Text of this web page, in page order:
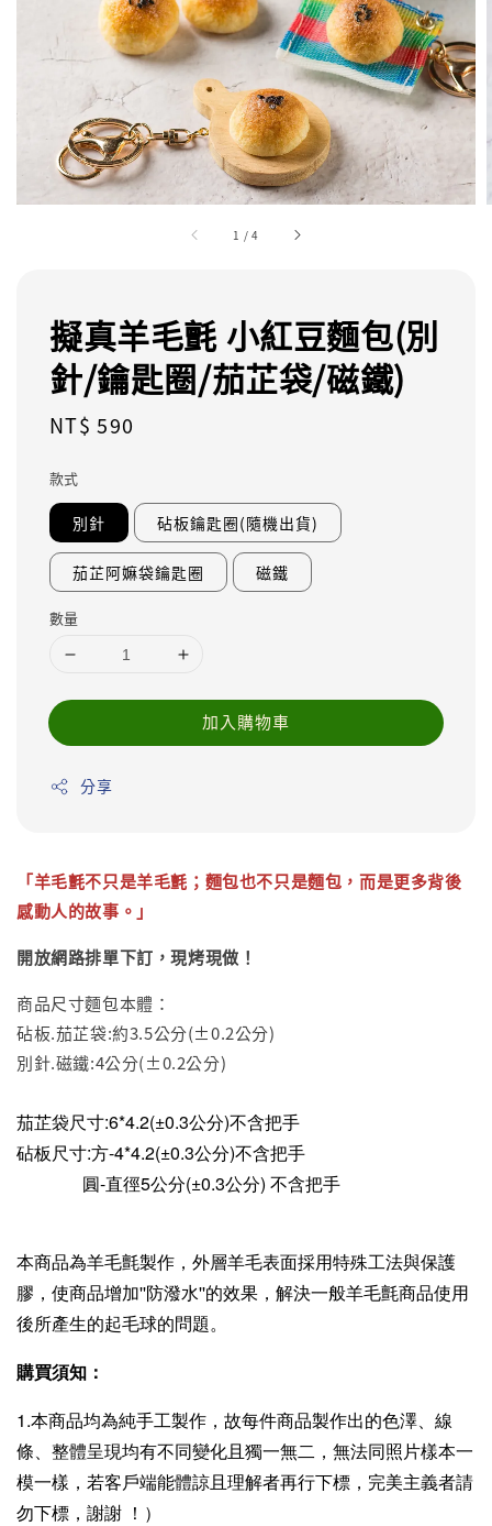
1 /4
擬真羊毛氈 小紅豆麵包(別
針/鑰匙圈/茄芷袋/磁鐵)
Regular
NT$ 590
款式
別針 砧板鑰匙圈(隨機出貨)
茄芷阿嫲袋鑰匙圈 磁鐵
數量
加入購物車
分享
「羊毛氈不只是羊毛氈；麵包也不只是麵包，而是更多背後
感動人的故事。」
開放網路排單下訂，現烤現做！
商品尺寸麵包本體：
砧板.茄芷袋:約3.5公分(±0.2公分)
別針.磁鐵:4公分(±0.2公分)
茄芷袋尺寸:6*4.2(±0.3公分)不含把手
砧板尺寸:方-4*4.2(±0.3公分)不含把手
圓-直徑5公分(±0.3公分) 不含把手
本商品為羊毛氈製作，外層羊毛表面採用特殊工法與保護
膠，使商品增加''防潑水''的效果，解決一般羊毛氈商品使用
後所產生的起毛球的問題。
購買須知：
1.本商品均為純手工製作，故每件商品製作出的色澤、線
條、整體呈現均有不同變化且獨一無二，無法同照片樣本一
模一樣，若客戶端能體諒且理解者再行下標，完美主義者請
勿下標，謝謝 ！）